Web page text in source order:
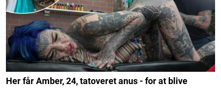
Her får Amber, 24, tatoveret anus - for at blive